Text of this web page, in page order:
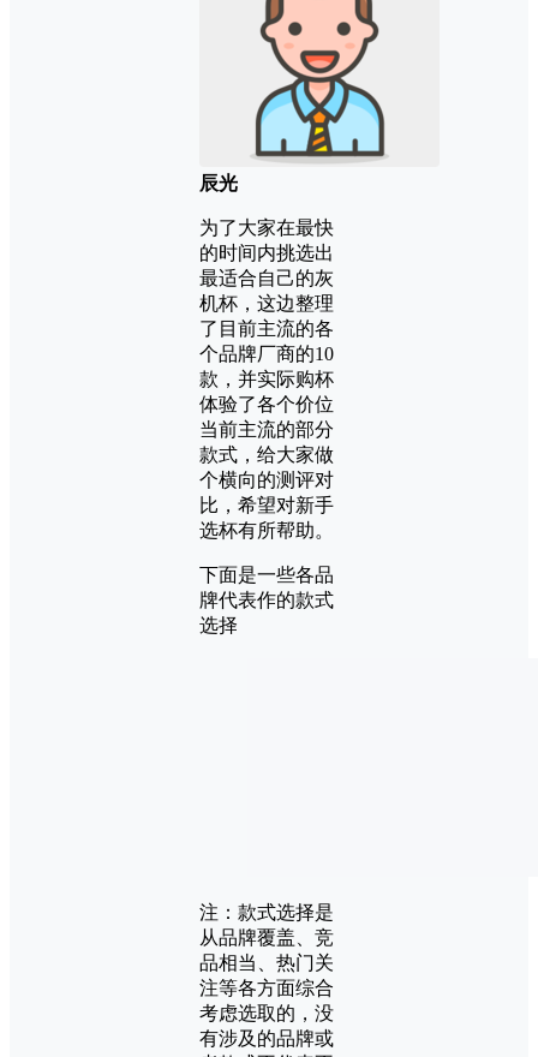
辰光
为了大家在最快
的时间内挑选出
最适合自己的灰
机杯，这边整理
了目前主流的各
个品牌厂商的10
款，并实际购杯
体验了各个价位
当前主流的部分
款式，给大家做
个横向的测评对
比，希望对新手
选杯有所帮助。
下面是一些各品
牌代表作的款式
选择
注：款式选择是
从品牌覆盖、竞
品相当、热门关
注等各方面综合
考虑选取的，没
有涉及的品牌或